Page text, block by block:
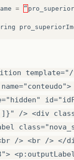
= “
/> <div
/> <br /> </